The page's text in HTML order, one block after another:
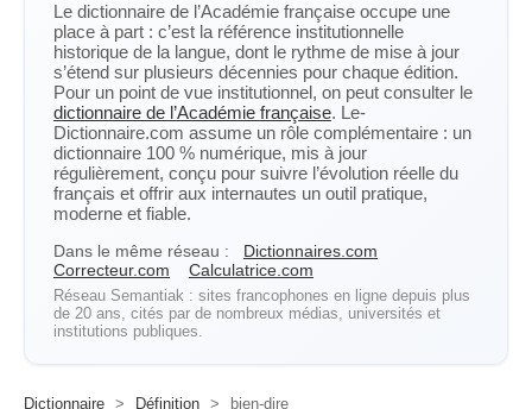
Le dictionnaire de l’Académie française occupe une
place à part : c’est la référence institutionnelle
historique de la langue, dont le rythme de mise à jour
s’étend sur plusieurs décennies pour chaque édition.
Pour un point de vue institutionnel, on peut consulter le
dictionnaire de l’Académie française. Le-
Dictionnaire.com assume un rôle complémentaire : un
dictionnaire 100 % numérique, mis à jour
régulièrement, conçu pour suivre l’évolution réelle du
français et offrir aux internautes un outil pratique,
moderne et fiable.
Dans le même réseau :
Dictionnaires.com
Correcteur.com
Calculatrice.com
Réseau Semantiak : sites francophones en ligne depuis plus
de 20 ans, cités par de nombreux médias, universités et
institutions publiques.
Dictionnaire > Définition > bien-dire